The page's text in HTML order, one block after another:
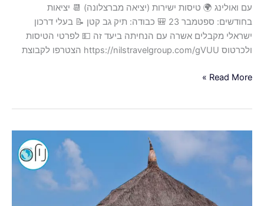
עם ואולינג 🌍 טיסות ישירות (יציאה מברצלונה) 📆 יציאות
בחודשים: ספטמבר 23 🎒 כבודה: תיק גב קטן 📝 בעלי דרכון
ישראלי מקבלים אשרה עם הנחיתה ביעד זה 💵 לפרטי הטיסות
ולכרטוס https://nilstravelgroup.com/gVUU הצטרפו לקבוצת
Read More »